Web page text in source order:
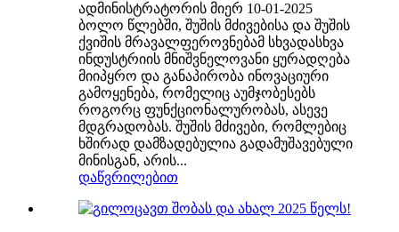
ადმინისტრატორის მიერ 10-01-2025
ბოლო წლებში, შუშის მძივებისა და შუშის
ქვიშის მრავალფეროვნებამ სხვადასხვა
ინდუსტრიის მნიშვნელოვანი ყურადღება
მიიპყრო და განაპირობა ინოვაციური
გამოყენება, რომელიც აუმჯობესებს
როგორც ფუნქციონალურობას, ასევე
მდგრადობას. შუშის მძივები, რომლებიც
ხშირად დამზადებულია გადამუშავებული
მინისგან, არის...
დაწვრილებით